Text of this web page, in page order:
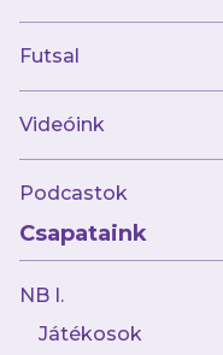
Futsal
Videóink
Podcastok
Csapataink
NB I.
Játékosok